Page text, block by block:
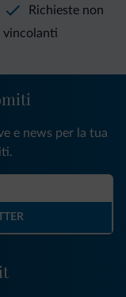
Richieste non
vincolanti
e news per la tua